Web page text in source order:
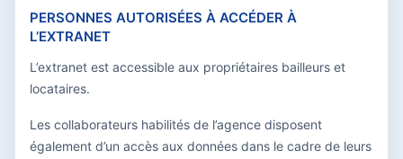
PERSONNES AUTORISÉES À ACCÉDER À
L’EXTRANET
L’extranet est accessible aux propriétaires bailleurs et
locataires.
Les collaborateurs habilités de l’agence disposent
également d’un accès aux données dans le cadre de leurs